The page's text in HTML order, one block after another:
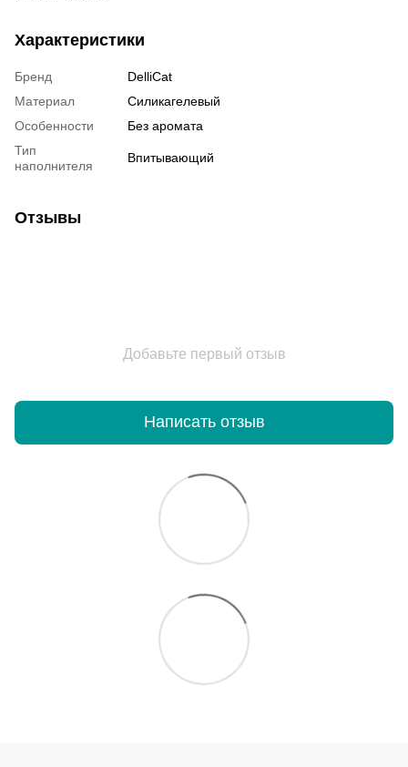
Характеристики
Бренд
DelliCat
Материал
Силикагелевый
Особенности
Без аромата
Тип
наполнителя
Впитывающий
Отзывы
Добавьте первый отзыв
Написать отзыв